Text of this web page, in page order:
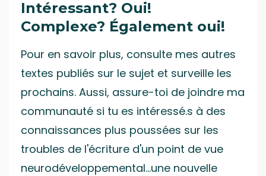
Intéressant? Oui!
Complexe? Également oui!
Pour en savoir plus, consulte mes autres
textes publiés sur le sujet et surveille les
prochains. Aussi, assure-toi de joindre ma
communauté si tu es intéressé.s à des
connaissances plus poussées sur les
troubles de l'écriture d'un point de vue
neurodéveloppemental...une nouvelle